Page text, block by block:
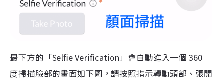
最下方的「Selfie Verification」會自動進入一個 360
度掃描臉部的畫面如下圖，請按照指示轉動頭部、張開